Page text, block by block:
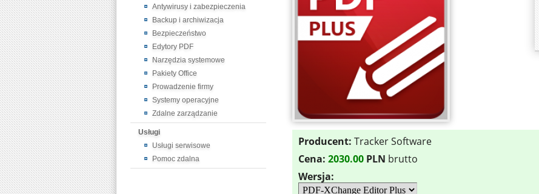
Antywirusy i zabezpieczenia
Backup i archiwizacja
Bezpieczeństwo
Edytory PDF
Narzędzia systemowe
Pakiety Office
Prowadzenie firmy
Systemy operacyjne
Zdalne zarządzanie
Usługi
Usługi serwisowe
Pomoc zdalna
Producent: Tracker Software
Cena: 2030.00 PLN brutto
Wersja: